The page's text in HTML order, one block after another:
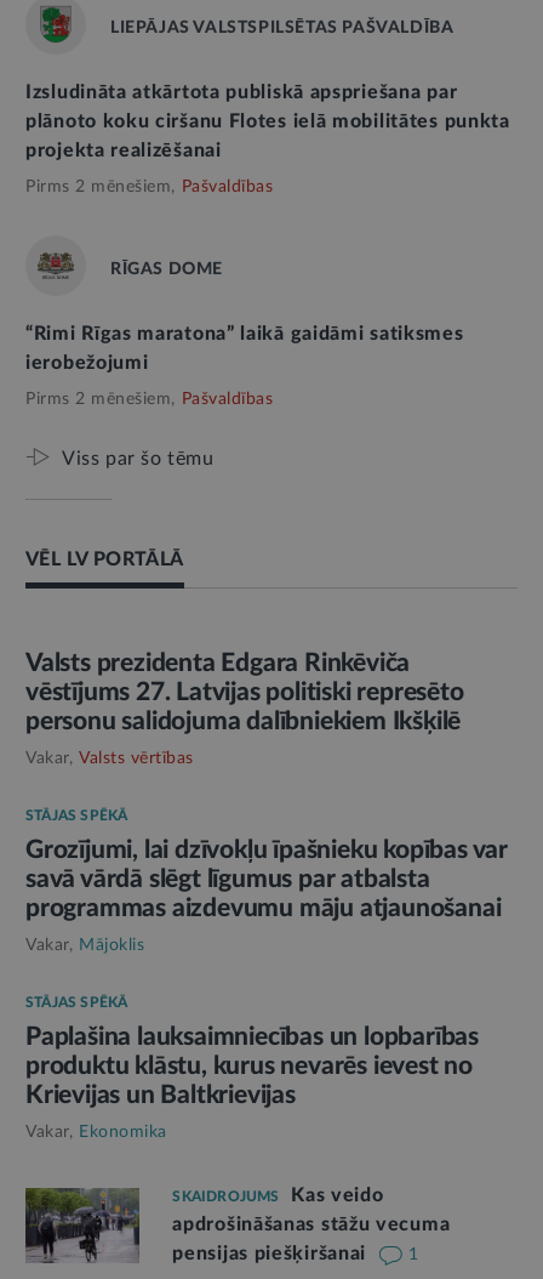
LIEPĀJAS VALSTSPILSĒTAS PAŠVALDĪBA
Izsludināta atkārtota publiskā apspriešana par
plānoto koku ciršanu Flotes ielā mobilitātes punkta
projekta realizēšanai
Pirms 2 mēnešiem, Pašvaldības
RĪGAS DOME
“Rimi Rīgas maratona” laikā gaidāmi satiksmes
ierobežojumi
Pirms 2 mēnešiem, Pašvaldības
Viss par šo tēmu
VĒL LV PORTĀLĀ
AMATPERSONAS RUNA
Valsts prezidenta Edgara Rinkēviča
vēstījums 27. Latvijas politiski represēto
personu salidojuma dalībniekiem Ikšķilē
Vakar, Valsts vērtības
STĀJAS SPĒKĀ
Grozījumi, lai dzīvokļu īpašnieku kopības var
savā vārdā slēgt līgumus par atbalsta
programmas aizdevumu māju atjaunošanai
Vakar, Mājoklis
STĀJAS SPĒKĀ
Paplašina lauksaimniecības un lopbarības
produktu klāstu, kurus nevarēs ievest no
Krievijas un Baltkrievijas
Vakar, Ekonomika
SKAIDROJUMS
Kas veido
apdrošināšanas stāžu vecuma
pensijas piešķiršanai
1